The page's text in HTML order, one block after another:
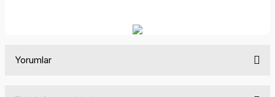
Yorumlar